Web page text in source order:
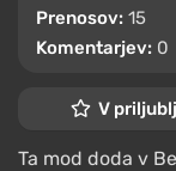
Prenosov: 15
Komentarjev: 0
V
Ta mod doda v